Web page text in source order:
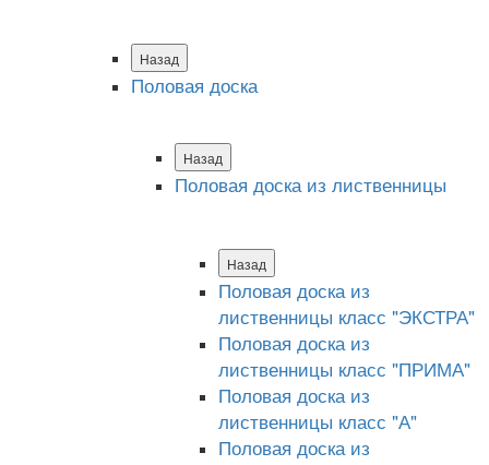
Назад
Половая доска
Назад
Половая доска из лиственницы
Назад
Половая доска из
лиственницы класс "ЭКСТРА"
Половая доска из
лиственницы класс "ПРИМА"
Половая доска из
лиственницы класс "А"
Половая доска из